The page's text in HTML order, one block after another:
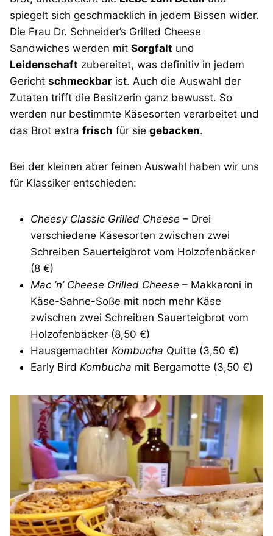
spiegelt sich geschmacklich in jedem Bissen wider.
Die Frau Dr. Schneider’s Grilled Cheese
Sandwiches werden mit Sorgfalt und
Leidenschaft zubereitet, was definitiv in jedem
Gericht schmeckbar ist. Auch die Auswahl der
Zutaten trifft die Besitzerin ganz bewusst. So
werden nur bestimmte Käsesorten verarbeitet und
das Brot extra frisch für sie gebacken.
Bei der kleinen aber feinen Auswahl haben wir uns
für Klassiker entschieden:
Cheesy Classic Grilled Cheese – Drei
verschiedene Käsesorten zwischen zwei
Schreiben Sauerteigbrot vom Holzofenbäcker
(8 €)
Mac ’n’ Cheese Grilled Cheese – Makkaroni in
Käse-Sahne-Soße mit noch mehr Käse
zwischen zwei Schreiben Sauerteigbrot vom
Holzofenbäcker (8,50 €)
Hausgemachter Kombucha Quitte (3,50 €)
Early Bird Kombucha mit Bergamotte (3,50 €)